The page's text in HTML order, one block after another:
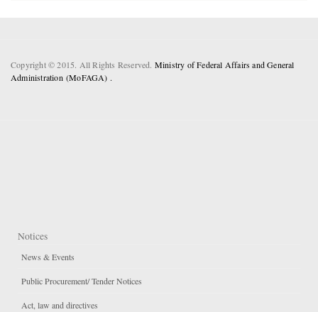
Copyright © 2015. All Rights Reserved. Ministry of Federal Affairs and General
Administration (MoFAGA) .
Notices
News & Events
Public Procurement/ Tender Notices
Act, law and directives